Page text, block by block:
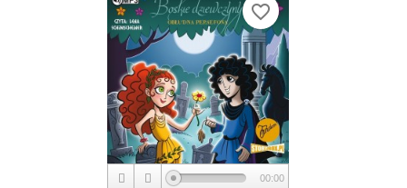
00:00
favorite_border